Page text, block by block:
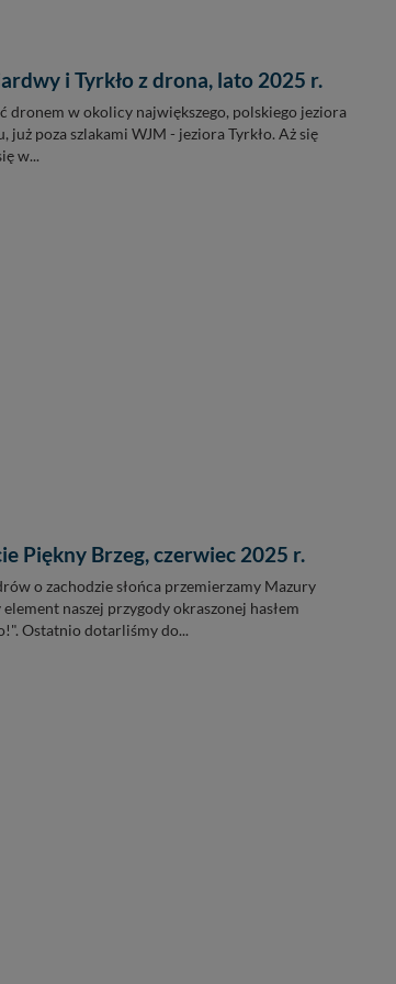
i Tyrkło z drona, lato 2025 r.
dronem w okolicy największego, polskiego jeziora
już poza szlakami WJM - jeziora Tyrkło. Aż się
w...
Piękny Brzeg, czerwiec 2025 r.
o zachodzie słońca przemierzamy Mazury
naszej przygody okraszonej hasłem
Ostatnio dotarliśmy do...